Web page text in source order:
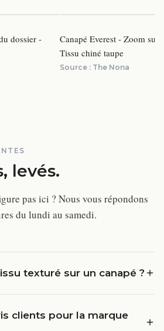
dossier -
Canapé Everest - Zoom sur
Tissu chiné taupe
Source : The Nona
levés.
pas ici ? Nous vous répondons
du lundi au samedi.
texturé sur un canapé ?
clients pour la marque